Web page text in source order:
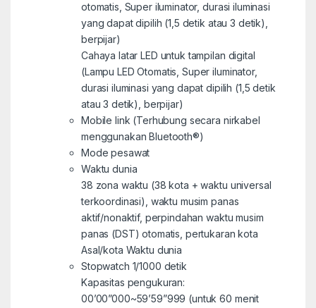
otomatis, Super iluminator, durasi iluminasi
yang dapat dipilih (1,5 detik atau 3 detik),
berpijar)
Cahaya latar LED untuk tampilan digital
(Lampu LED Otomatis, Super iluminator,
durasi iluminasi yang dapat dipilih (1,5 detik
atau 3 detik), berpijar)
Mobile link (Terhubung secara nirkabel
menggunakan Bluetooth®)
Mode pesawat
Waktu dunia
38 zona waktu (38 kota + waktu universal
terkoordinasi), waktu musim panas
aktif/nonaktif, perpindahan waktu musim
panas (DST) otomatis, pertukaran kota
Asal/kota Waktu dunia
Stopwatch 1/1000 detik
Kapasitas pengukuran:
00’00”000~59’59”999 (untuk 60 menit